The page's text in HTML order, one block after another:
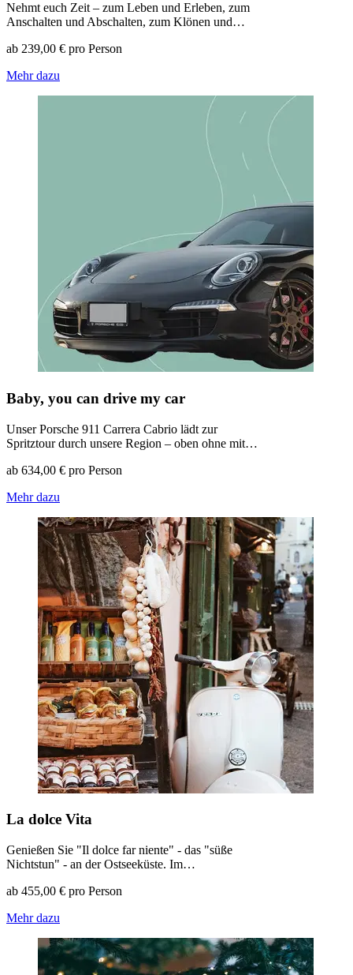
Nehmt euch Zeit – zum Leben und Erleben, zum
Anschalten und Abschalten, zum Klönen und…
ab 239,00 € pro Person
Mehr dazu
Baby, you can drive my car
Unser Porsche 911 Carrera Cabrio lädt zur
Spritztour durch unsere Region – oben ohne mit…
ab 634,00 € pro Person
Mehr dazu
La dolce Vita
Genießen Sie "Il dolce far niente" - das "süße
Nichtstun" - an der Ostseeküste. Im…
ab 455,00 € pro Person
Mehr dazu